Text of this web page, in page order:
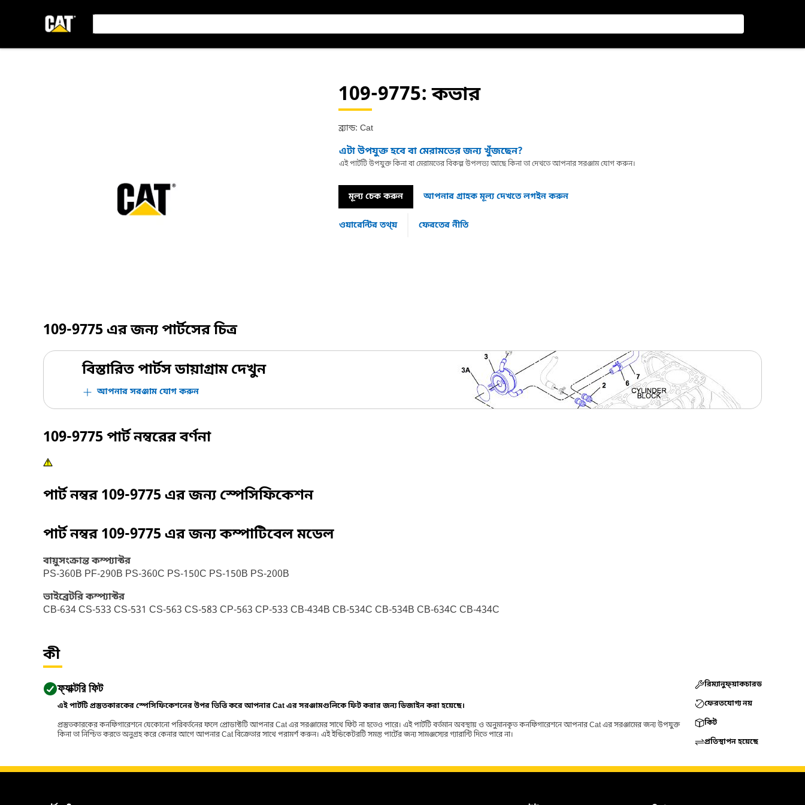
109-9775: কভার
ব্র্যান্ড: Cat
এটা উপযুক্ত হবে বা মেরামতের জন্য খুঁজছেন?
এই পার্টটি উপযুক্ত কিনা বা মেরামতের বিকল্প উপলভ্য আছে কিনা তা দেখতে আপনার সরঞ্জাম যোগ করুন।
মূল্য চেক করুন আপনার গ্রাহক মূল্য দেখতে লগইন করুন
ওয়ারেন্টির তথ্য় ফেরতের নীতি
109-9775এর জন্য পার্টসের চিত্র
বিস্তারিত পার্টস ডায়াগ্রাম দেখুন
আপনার সরঞ্জাম যোগ করুন
109-9775পার্ট নম্বরের বর্ণনা
পার্ট নম্বর109-9775এর জন্য স্পেসিফিকেশন
পার্ট নম্বর109-9775এর জন্য কম্পাটিবেল মডেল
বায়ুসংক্রান্ত কম্প্যাক্টর
PS-360B PF-290B PS-360C PS-150C PS-150B PS-200B
ভাইব্রেটরি কম্প্যাক্টর
CB-634 CS-533 CS-531 CS-563 CS-583 CP-563 CP-533 CB-434B CB-534C CB-534B CB-634C CB-434C
কী
ফ্যাক্টরি ফিট
এই পার্টটি প্রস্তুতকারকের স্পেসিফিকেশনের উপর ভিত্তি করে আপনার Cat এর সরঞ্জামগুলিকে ফিট করার জন্য ডিজাইন করা হয়েছে।
প্রস্তুতকারকের কনফিগারেশনে যেকোনো পরিবর্তনের ফলে প্রোডাক্টটি আপনার Cat এর সরঞ্জামের সাথে ফিট না হতেও পারে। এই পার্টটি বর্তমান অবস্থায় ও অনুমানকৃত কনফিগারেশনে আপনার Cat এর সরঞ্জামের জন্য উপযুক্ত
কিনা তা নিশ্চিত করতে অনুগ্রহ করে কেনার আগে আপনার Cat বিক্রেতার সাথে পরামর্শ করুন। এই ইন্ডিকেটরটি সমস্ত পার্টের জন্য সামঞ্জস্যের গ্যারান্টি দিতে পারে না।
রিম্যানুফ্য়াকচারড
ফেরতযোগ্য নয়
কিট
প্রতিস্থাপন হয়েছে